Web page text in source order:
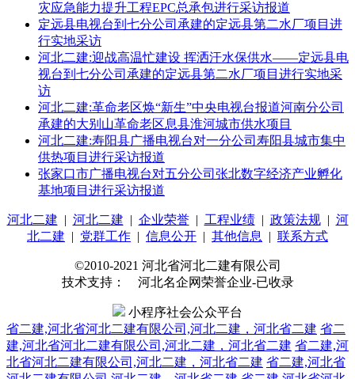
灾应急能力提升工程EPC总承包进行采访报道
定远县电视台到七分公司承建的定远县第二水厂项目进
行实地采访
河北二建:迎战高温忙建设 挥洒汗水保供水——定远县电
视台到七分公司承建的定远县第二水厂项目进行实地采
访
河北二建:革命老区焕“新生”中央电视台报道河南分公司
承建的大别山革命老区息县淮河城市供水项目
河北二建:寿阳县广播电视台对一分公司寿阳县城市集中
供热项目进行采访报道
张家口市广播电视台对五分公司张北数字经济产业孵化
基地项目进行采访报道
河北二建 | 河北二建 | 企业荣誉| 工程业绩| 政策法规| 河
北二建 | 党群工作 | 信息公开 | 其他信息 | 联系方式
©2010-2021 河北省河北二建有限公司
技术支持： 河北名企网荣誉企业-已收录
小程序社会公众平台
省二建,河北省河北二建有限公司,河北二建，河北省二建 省二
建,河北省河北二建有限公司,河北二建，河北省二建 省二建,河
北省河北二建有限公司,河北二建，河北省二建 省二建,河北省